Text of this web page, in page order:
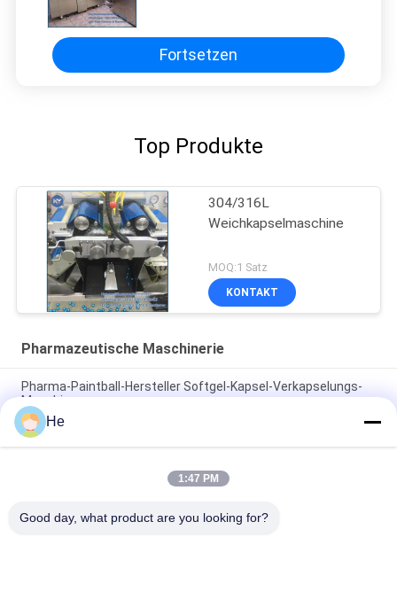
GMP-konforme Produktion
Fortsetzen
Top Produkte
304/316L
Weichkapselmaschine
MOQ:1 Satz
KONTAKT
Pharmazeutische Maschinerie
Pharma-Paintball-Hersteller Softgel-Kapsel-Verkapselungs-
Maschine
Gelatinekapsel-Maschine mit beweglicher Gelatine
Melter/Service-Behälter
Pharmazeutische Softgel Verkapselungs-Maschine R u. D mit
He
1:47 PM
Good day, what product are you looking for?